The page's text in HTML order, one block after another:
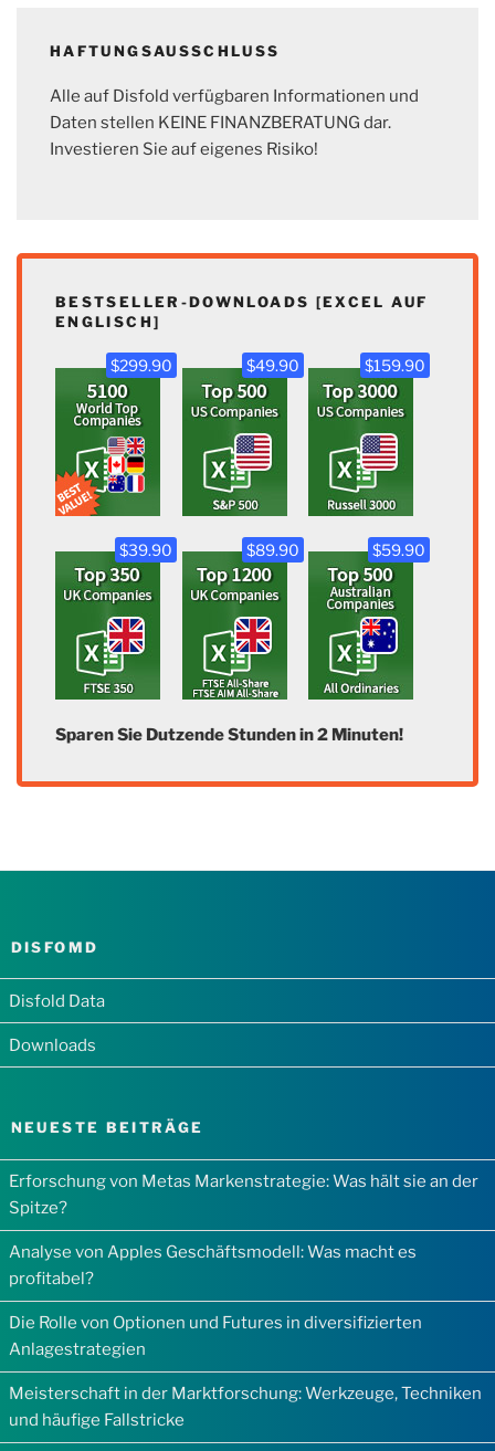
HAFTUNGSAUSSCHLUSS
Alle auf Disfold verfügbaren Informationen und
Daten stellen KEINE FINANZBERATUNG dar.
Investieren Sie auf eigenes Risiko!
BESTSELLER-DOWNLOADS [EXCEL AUF
ENGLISCH]
$299.90 $49.90 $159.90
$39.90 $89.90 $59.90
Sparen Sie Dutzende Stunden in 2 Minuten!
DISFOMD
Disfold Data
Downloads
NEUESTE BEITRÄGE
Erforschung von Metas Markenstrategie: Was hält sie an der
Spitze?
Analyse von Apples Geschäftsmodell: Was macht es
profitabel?
Die Rolle von Optionen und Futures in diversifizierten
Anlagestrategien
Meisterschaft in der Marktforschung: Werkzeuge, Techniken
und häufige Fallstricke